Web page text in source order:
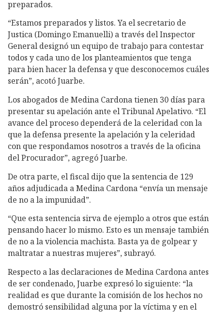
preparados.
“Estamos preparados y listos. Ya el secretario de
Justica (Domingo Emanuelli) a través del Inspector
General designó un equipo de trabajo para contestar
todos y cada uno de los planteamientos que tenga
para bien hacer la defensa y que desconocemos cuáles
serán”, acotó Juarbe.
Los abogados de Medina Cardona tienen 30 días para
presentar su apelación ante el Tribunal Apelativo. “El
avance del proceso dependerá de la celeridad con la
que la defensa presente la apelación y la celeridad
con que respondamos nosotros a través de la oficina
del Procurador”, agregó Juarbe.
De otra parte, el fiscal dijo que la sentencia de 129
años adjudicada a Medina Cardona “envía un mensaje
de no a la impunidad”.
“Que esta sentencia sirva de ejemplo a otros que están
pensando hacer lo mismo. Esto es un mensaje también
de no a la violencia machista. Basta ya de golpear y
maltratar a nuestras mujeres”, subrayó.
Respecto a las declaraciones de Medina Cardona antes
de ser condenado, Juarbe expresó lo siguiente: “la
realidad es que durante la comisión de los hechos no
demostró sensibilidad alguna por la víctima y en el